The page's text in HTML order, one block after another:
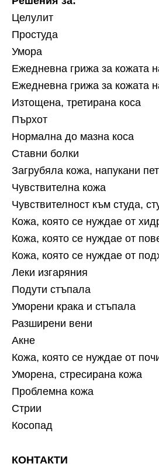
Целулит
Простуда
Умора
Ежедневна грижа за кожата
Ежедневна грижа за кожата
Изтощена, третирана коса
Пърхот
Нормална до мазна коса
Ставни болки
Загрубяла кожа, напукани
Чувствителна кожа
Чувствителност към студа,
Кожа, която се нуждае от
Кожа, която се нуждае от
Кожа, която се нуждае от
Леки изгаряния
Подути стъпала
Уморени крака и стъпала
Разширени вени
Акне
Кожа, която се нуждае от
Уморена, стресирана кожа
Проблемна кожа
Стрии
Косопад
КОНТАКТИ